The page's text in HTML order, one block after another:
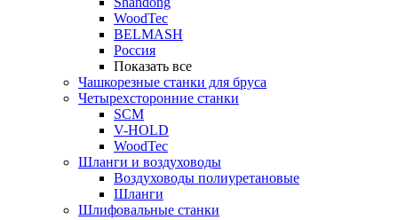
WoodTec
BELMASH
Россия
Показать все
Чашкорезные станки для бруса
Четырехсторонние станки
SCM
V-HOLD
WoodTec
Шланги и воздуховоды
Воздуховоды полиуретановые
Шланги
Шлифовальные станки